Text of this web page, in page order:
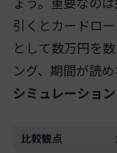
引くとカードロ
として数万円を
ング、期間が読
シミュレーション
比較観点